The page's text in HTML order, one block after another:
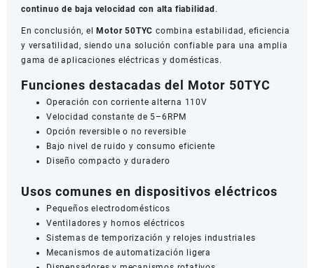
continuo de baja velocidad con alta fiabilidad .
En conclusión, elMotor 50TYC combina estabilidad, eficiencia
y versatilidad, siendo una solución confiable para una amplia
gama de aplicaciones eléctricas y domésticas.
Funciones destacadas del Motor 50TYC
Operación con corriente alterna 110V
Velocidad constante de 5–6RPM
Opción reversible o no reversible
Bajo nivel de ruido y consumo eficiente
Diseño compacto y duradero
Usos comunes en dispositivos eléctricos
Pequeños electrodomésticos
Ventiladores y hornos eléctricos
Sistemas de temporización y relojes industriales
Mecanismos de automatización ligera